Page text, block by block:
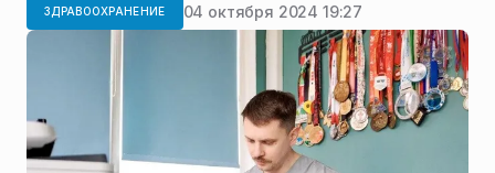
ЗДРАВООХРАНЕНИЕ 04 октября 2024 19:27